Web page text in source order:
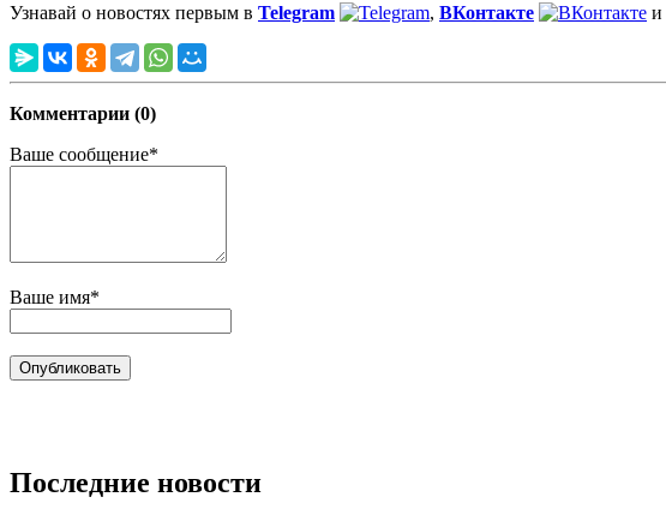
Узнавай о новостях первым в Telegram , ВКонтакте и
Комментарии (0)
Ваше сообщение*
Ваше имя*
Последние новости